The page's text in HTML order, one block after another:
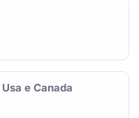
e Canada